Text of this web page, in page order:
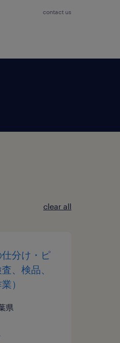
contact us
clear all
分け・ピ
、検品、
）
県